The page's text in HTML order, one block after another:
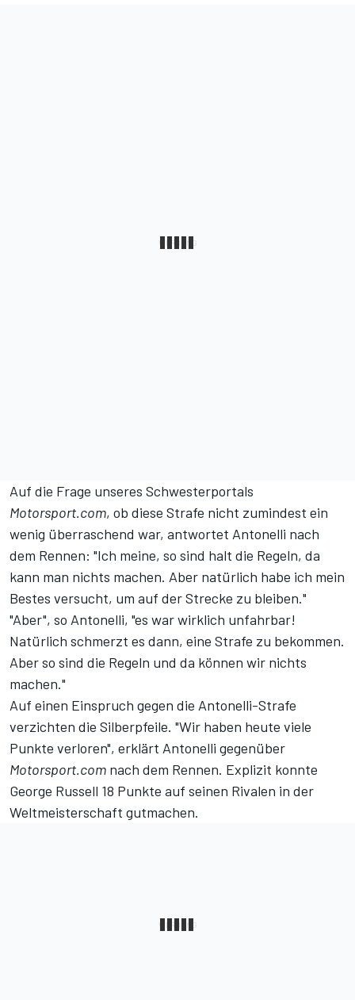
Auf die Frage unseres Schwesterportals
Motorsport.com, ob diese Strafe nicht zumindest ein
wenig überraschend war, antwortet Antonelli nach
dem Rennen: "Ich meine, so sind halt die Regeln, da
kann man nichts machen. Aber natürlich habe ich mein
Bestes versucht, um auf der Strecke zu bleiben."
"Aber", so Antonelli, "es war wirklich unfahrbar!
Natürlich schmerzt es dann, eine Strafe zu bekommen.
Aber so sind die Regeln und da können wir nichts
machen."
Auf einen Einspruch gegen die Antonelli-Strafe
verzichten die Silberpfeile. "Wir haben heute viele
Punkte verloren", erklärt Antonelli gegenüber
Motorsport.com nach dem Rennen. Explizit konnte
George Russell 18 Punkte auf seinen Rivalen in der
Weltmeisterschaft gutmachen.